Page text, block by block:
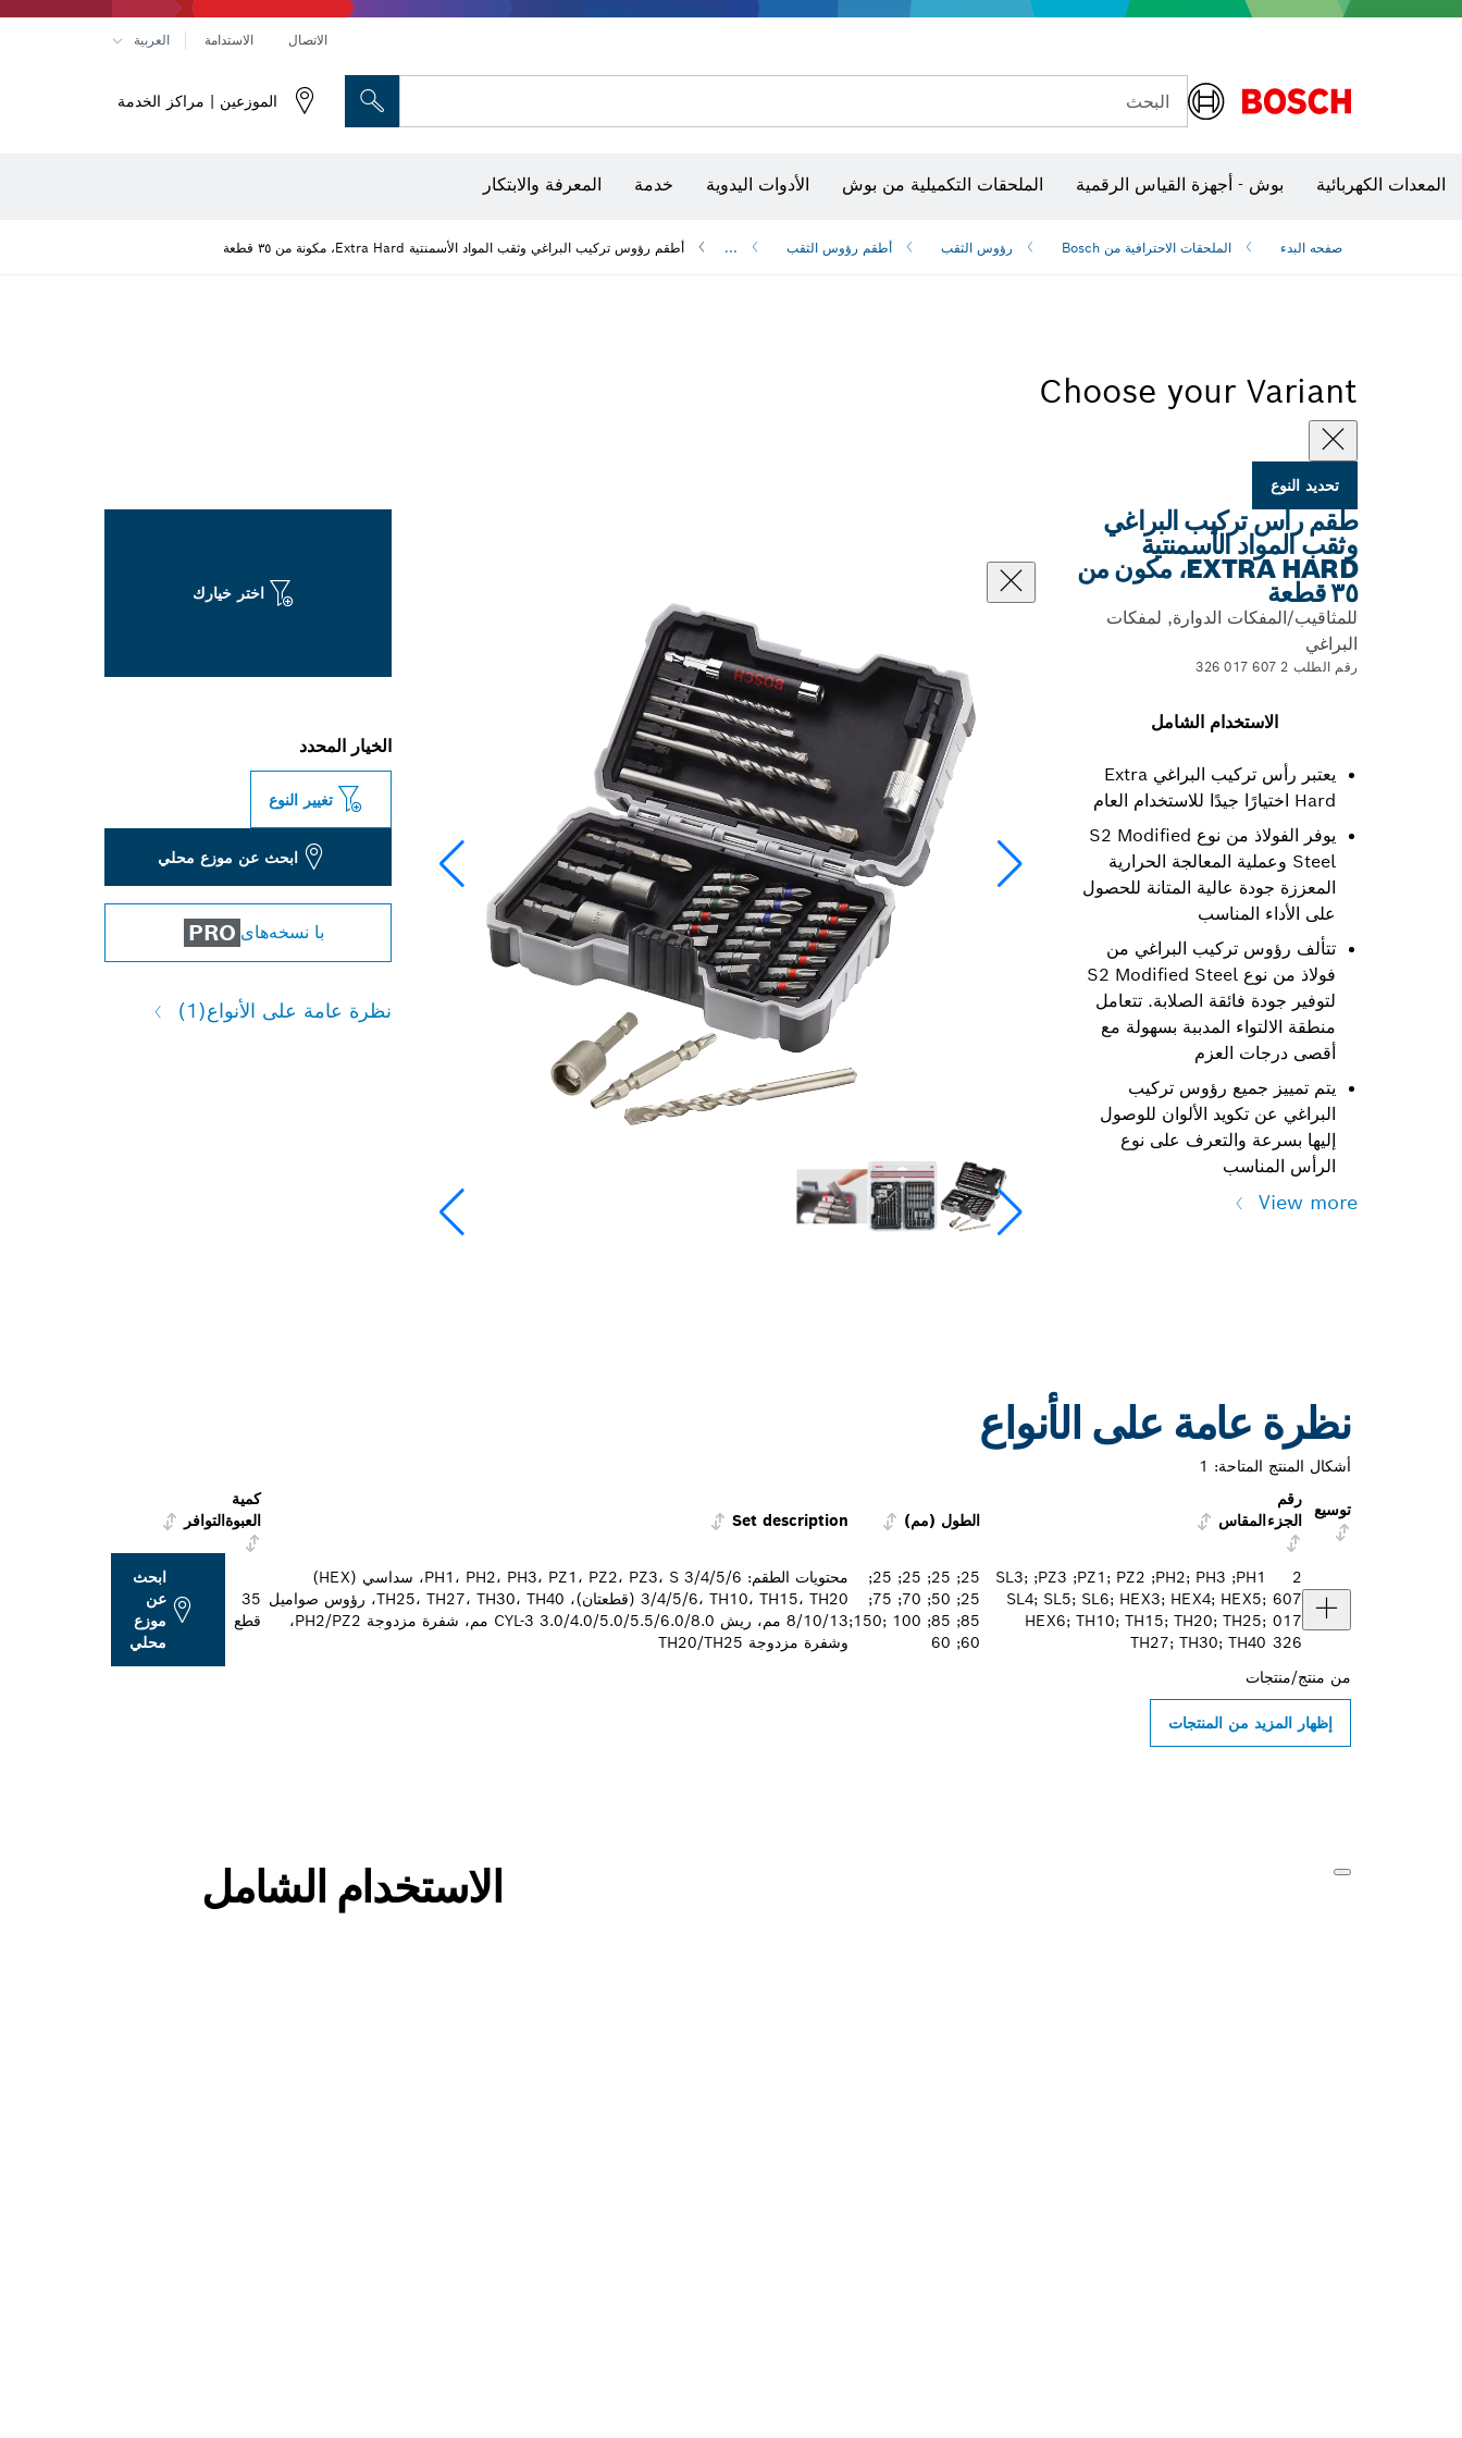
الاتصال الاستدامة العربية
البحث الموزعين | مراكز الخدمة
المعدات الكهربائية بوش - أجهزة القياس الرقمية الملحقات التكميلية من بوش الأدوات اليدوية خدمة المعرفة والابتكار
صفحه البدء الملحقات الاحترافية من Bosch رؤوس الثقب أطقم رؤوس الثقب ... أطقم رؤوس تركيب البراغي وثقب المواد الأسمنتية Extra Hard، مكونة من ٣٥ قطعة
Choose your Variant
تحديد النوع
طقم رأس تركيب البراغي
وثقب المواد الأسمنتية
EXTRA HARD، مكون من
٣٥ قطعة
للمثاقيب/المفكات الدوارة, لمفكات
البراغي
رقم الطلب 2 607 017 326
الاستخدام الشامل
يعتبر رأس تركيب البراغي Extra
Hard اختيارًا جيدًا للاستخدام العام
يوفر الفولاذ من نوع S2 Modified
Steel وعملية المعالجة الحرارية
المعززة جودة عالية المتانة للحصول
على الأداء المناسب
تتألف رؤوس تركيب البراغي من
فولاذ من نوع S2 Modified Steel
لتوفير جودة فائقة الصلابة. تتعامل
منطقة الالتواء المدببة بسهولة مع
أقصى درجات العزم
يتم تمييز جميع رؤوس تركيب
البراغي عن تكويد الألوان للوصول
إليها بسرعة والتعرف على نوع
الرأس المناسب
View more
اختر خيارك
الخيار المحدد
تغيير النوع
ابحث عن موزع محلي
با نسخه‌های PRO
نظرة عامة على الأنواع(1)
نظرة عامة على الأنواع
أشكال المنتج المتاحة: 1
توسيع
رقم
الجزءالمقاس الطول (مم) Set description
كمية
العبوةالتوافر
2
607
017
326
PH1‏; PH2; PH3‏; PZ1; PZ2‏; PZ3‏; SL3;
SL4; SL5; SL6; HEX3; HEX4; HEX5;
HEX6; TH10; TH15; TH20; TH25;
TH27; TH30; TH40
25; 25; 25; 25;
25; 50; 70; 75;
85; 85; 100 ;150;
60; 60
محتويات الطقم: PH1، PH2، PH3، PZ1، PZ2، PZ3، S 3/4/5/6، سداسي (HEX)
3/4/5/6، TH10، TH15، TH20 (قطعتان)، TH25، TH27، TH30، TH40، رؤوس صواميل
8/10/13 مم، ريش CYL-3 3.0/4.0/5.0/5.5/6.0/8.0 مم، شفرة مزدوجة PH2/PZ2،
وشفرة مزدوجة TH20/TH25
35
قطع
ابحث
عن
موزع
محلي
من منتج/منتجات
إظهار المزيد من المنتجات
الاستخدام الشامل